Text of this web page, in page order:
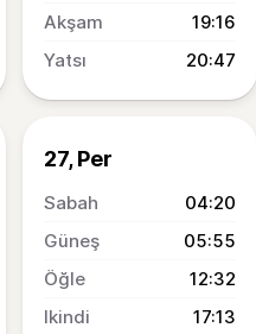
19:16
20:47
27, Per
04:20
05:55
12:32
17:13